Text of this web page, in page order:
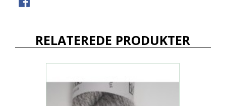
RELATEREDE PRODUKTER